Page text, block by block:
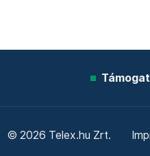
© 2026 Telex.hu Zrt.